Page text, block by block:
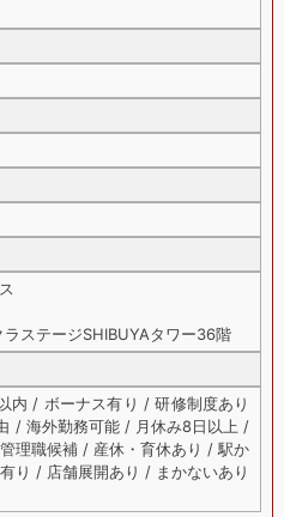
ステージSHIBUYAタワー36階
内 / ボーナス有り / 研修制度あり
/ 海外勤務可能 / 月休み8日以上 /
理職候補 / 産休・育休あり / 駅か
り / 店舗展開あり / まかないあり